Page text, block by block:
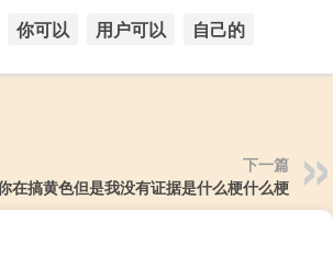
你可以 用户可以 自己的
下一篇
在搞黄色但是我没有证据是什么梗什么梗